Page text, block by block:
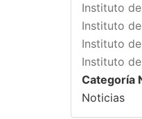
Instituto
Instituto
Instituto
Instituto
Categoría
Noticias